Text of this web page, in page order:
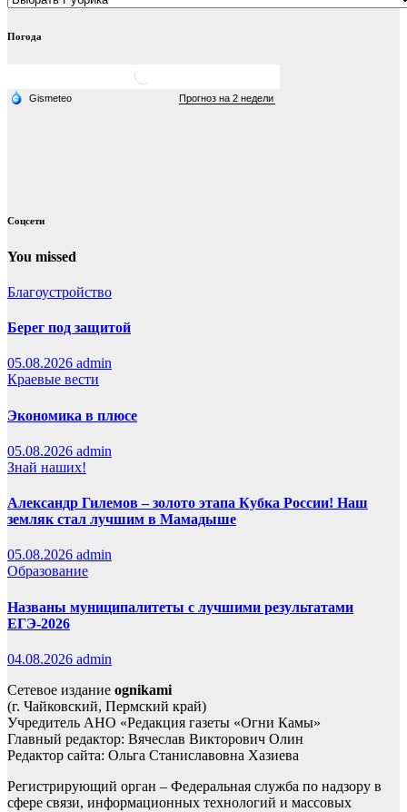
Погода
Соцсети
You missed
Благоустройство
Берег под защитой
05.08.2026 admin
Краевые вести
Экономика в плюсе
05.08.2026 admin
Знай наших!
Александр Гилемов – золото этапа Кубка России! Наш
земляк стал лучшим в Мамадыше
05.08.2026 admin
Образование
Названы муниципалитеты с лучшими результатами
ЕГЭ‑2026
04.08.2026 admin
Сетевое издание ognikami
(г. Чайковский, Пермский край)
Учредитель АНО «Редакция газеты «Огни Камы»
Главный редактор: Вячеслав Викторович Олин
Редактор сайта: Ольга Станиславовна Хазиева
Регистрирующий орган – Федеральная служба по надзору в
сфере связи, информационных технологий и массовых